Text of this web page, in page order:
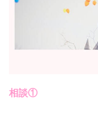
相談①